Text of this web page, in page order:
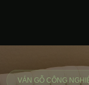
VÁN GỖ CÔNG